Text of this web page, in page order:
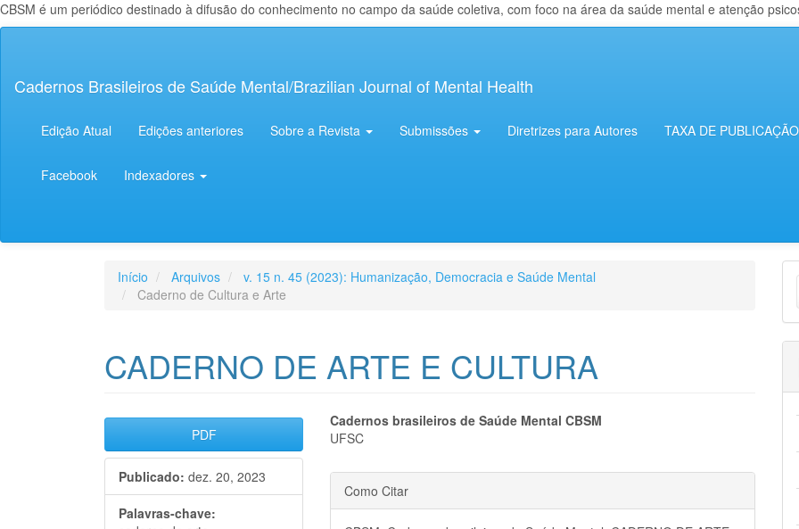
CBSM é um periódico destinado à difusão do conhecimento no campo da saúde coletiva, com foco na área da saúde mental e atenção
principal
Lateral
Cadernos Brasileiros de Saúde Mental/Brazilian Journal of Mental Health
Edição Atual Edições anteriores Sobre a Revista Submissões Diretrizes para Autores TAXA DE PUBLICAÇÃO
Facebook Indexadores
Início Arquivos
v. 15 n. 45 (2023): Humanização, Democracia e Saúde Mental
Caderno de Cultura e Arte
CADERNO DE ARTE E CULTURA
Barra
lateral
de
PDF
Publicado: dez. 20, 2023
Palavras-chave:
Conteúdo
artigo
Cadernos brasileiros de Saúde Mental CBSM
UFSC
Detalhes
do
Como Citar